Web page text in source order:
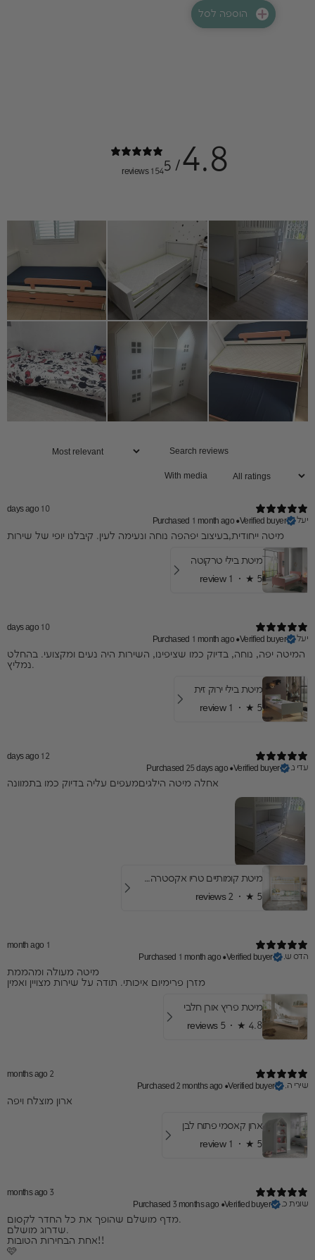
הוספה לסל
4.8
/ 5
154 reviews
With media
10 days ago
יעל
Verified buyer
•
Purchased 1 month ago
מיטה ייחודית,בעיצוב יפהפה נוחה ונעימה לעין. קיבלנו יופי של שירות
מיטת בילי טרקוטה
5
★ ·
1 review
10 days ago
יעל
Verified buyer
•
Purchased 1 month ago
המיטה יפה, נוחה, בדיוק כמו שציפינו, השירות היה נעים ומקצועי. בהחלט
נמליץ.
מיטת בילי ירוק זית
5
★ ·
1 review
12 days ago
עדי נ.
Verified buyer
•
Purchased 25 days ago
אחלה מיטה הילגיםמעפים עליה בדיוק כמו בתמוונה
מיטת קומותיים טריו אקסטרה- עם מיטת חבר ומגירות
5
★ ·
2 reviews
1 month ago
הדס ש.
Verified buyer
•
Purchased 1 month ago
מיטה מעולה ומהממת
מזרן פרימיום איכותי. תודה על שירות מצויין ואמין
מיטת פריץ אורן חלבי
4.8
★ ·
5 reviews
2 months ago
שירי ה.
Verified buyer
•
Purchased 2 months ago
ארון מוצלח ויפה
ארון קאסמי פתוח לבן
5
★ ·
1 review
3 months ago
שונית כ.
Verified buyer
•
Purchased 3 months ago
מדף מושלם שהופך את כל החדר לקסום.
שדרוג מושלם.
אחת הבחירות הטובות!!
🩷